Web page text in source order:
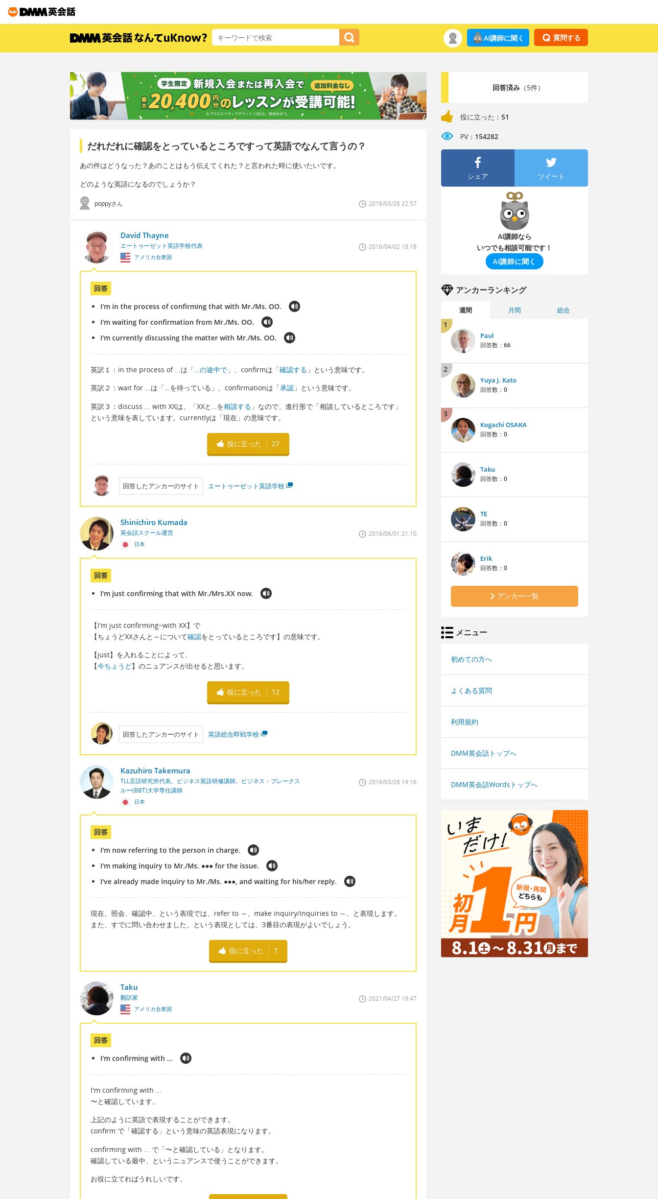
質問する
AI講師に聞く
だれだれに確認をとっているところですって英語でなんて言うの？
あの件はどうなった？あのことはもう伝えてくれた？と言われた時に使いたいです。
どのような英語になるのでしょうか？
poppyさん 2016/03/26 22:57
David Thayne
エートゥーゼット英語学校代表
アメリカ合衆国
2016/04/02 18:18
回答
I'm in the process of confirming that with Mr./Ms. OO.
I'm waiting for confirmation from Mr./Ms. OO.
I'm currently discussing the matter with Mr./Ms. OO.
英訳１：in the process of ...は「…の途中で 」、confirmは「確認する 」という意味です。
英訳２：wait for ...は「…を待っている」、confirmationは「承認 」という意味です。
英訳３：discuss ... with XXは、「XXと…を相談する 」なので、進行形で「相談しているところです」
という意味を表しています。currentlyは「現在」の意味です。
役に立った 27
回答したアンカーのサイト エートゥーゼット英語学校
Shinichiro Kumada
英会話スクール運営
日本
2016/06/01 21:10
回答
I'm just confirming that with Mr./Mrs.XX now.
【I'm just confirming~with XX】で
【ちょうどXXさんと～について確認をとっているところです】の意味です。
【just】を入れることによって、
【今ちょうど】のニュアンスが出せると思います。
役に立った 12
回答したアンカーのサイト 英語総合即戦学校
Kazuhiro Takemura
TLL言語研究所代表。ビジネス英語研修講師。ビジネス・ブレークス
ルー(BBT)大学専任講師
日本
2016/03/28 19:16
回答
I'm now referring to the person in charge.
I'm making inquiry to Mr./Ms. ●●● for the issue.
I've already made inquiry to Mr./Ms. ●●●, and waiting for his/her reply.
現在、照会、確認中、という表現では、refer to ～、make inquiry/inquiries to ～、と表現します。
また、すでに問い合わせました、という表現としては、3番目の表現がよいでしょう。
役に立った 7
Taku
翻訳家
アメリカ合衆国
2021/04/27 19:47
回答
I'm confirming with ...
I'm confirming with ...
〜と確認しています。
上記のように英語で表現することができます。
confirm で「確認する」という意味の英語表現になります。
confirming with ... で「〜と確認している」となります。
確認している最中、というニュアンスで使うことができます。
お役に立てればうれしいです。
回答済み（5件）
役に立った： 51
PV： 154282
シェア ツイート
AI講師なら
いつでも相談可能です！
AI講師に聞く
アンカーランキング
週間 月間 総合
1
Paul
回答数： 66
2
Yuya J. Kato
回答数： 0
3
Kogachi OSAKA
回答数： 0
Taku
回答数： 0
TE
回答数： 0
Erik
回答数： 0
アンカー一覧
メニュー
初めての方へ
よくある質問
利用規約
DMM英会話トップへ
DMM英会話Wordsトップへ